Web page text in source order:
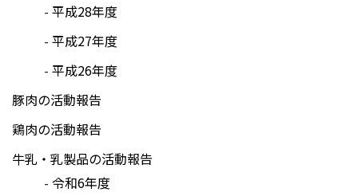
平成28年度
平成27年度
平成26年度
豚肉の活動報告
鶏肉の活動報告
牛乳・乳製品の活動報告
令和6年度